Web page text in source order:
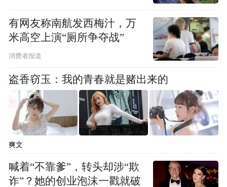
有网友称南航发西梅汁，万
米高空上演“厕所争夺战”
消费者报道
盗香窃玉：我的青春就是赌出来的
爽文
喊着“不靠爹”，转头却涉“欺
诈”？她的创业泡沫一戳就破